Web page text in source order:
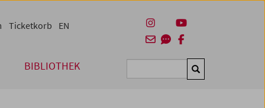
BIBLIOTHEK Suchen
Ticketkorb EN